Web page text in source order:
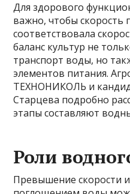
Для здорового
важно, чтобы скорость
соответствовала
баланс культур не
транспорт воды, но
элементов питания.
ТЕХНОНИКОЛЬ и
Старцева подробно
этапы составляют
Роли
Превышение скорости